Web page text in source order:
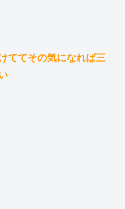
ててその気になれば三